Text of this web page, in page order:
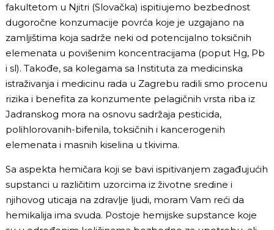
fakultetom u Njitri (Slovačka) ispitiujemo bezbednost
dugoročne konzumacije povrća koje je uzgajano na
zamljištima koja sadrže neki od potencijalno toksičnih
elemenata u povišenim koncentracijama (poput Hg, Pb
i sl). Takođe, sa kolegama sa Instituta za medicinska
istraživanja i medicinu rada u Zagrebu radili smo procenu
rizika i benefita za konzumente pelagičnih vrsta riba iz
Jadranskog mora na osnovu sadržaja pesticida,
polihlorovanih-bifenila, toksičnih i kancerogenih
elemenata i masnih kiselina u tkivima.
Sa aspekta hemičara koji se bavi ispitivanjem zagađujućih
supstanci u različitim uzorcima iz životne sredine i
njihovog uticaja na zdravlje ljudi, moram Vam reći da
hemikalija ima svuda. Postoje hemijske supstance koje